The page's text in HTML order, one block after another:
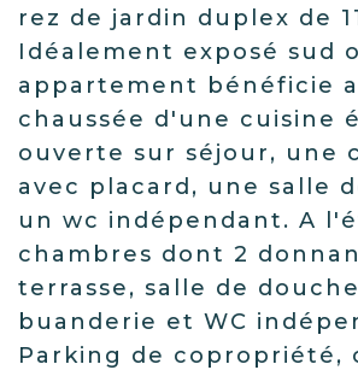
rez de jardin duplex de
Idéalement exposé sud
appartement bénéficie
chaussée d'une cuisine
ouverte sur séjour, une
avec placard, une salle
un wc indépendant. A
chambres dont 2
terrasse, salle de
buanderie et WC
Parking de copropriété,